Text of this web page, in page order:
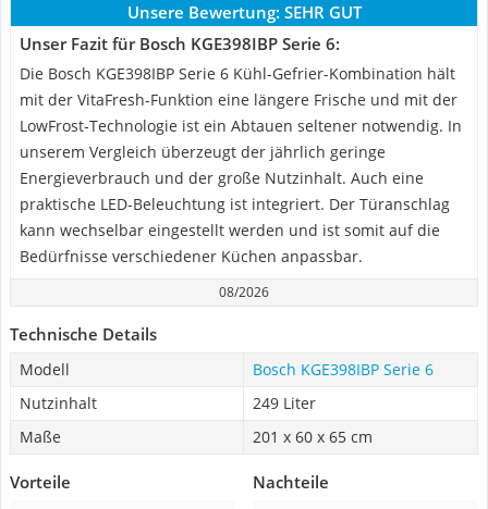
Unsere Bewertung: SEHR GUT
Unser Fazit für Bosch KGE398IBP Serie 6:
Die Bosch KGE398IBP Serie 6 Kühl-Gefrier-Kombination hält
mit der VitaFresh-Funktion eine längere Frische und mit der
LowFrost-Technologie ist ein Abtauen seltener notwendig. In
unserem Vergleich überzeugt der jährlich geringe
Energieverbrauch und der große Nutzinhalt. Auch eine
praktische LED-Beleuchtung ist integriert. Der Türanschlag
kann wechselbar eingestellt werden und ist somit auf die
Bedürfnisse verschiedener Küchen anpassbar.
08/2026
Technische Details
Modell
Bosch KGE398IBP Serie 6
Nutzinhalt
249 Liter
Maße
201 x 60 x 65 cm
Vorteile Nachteile